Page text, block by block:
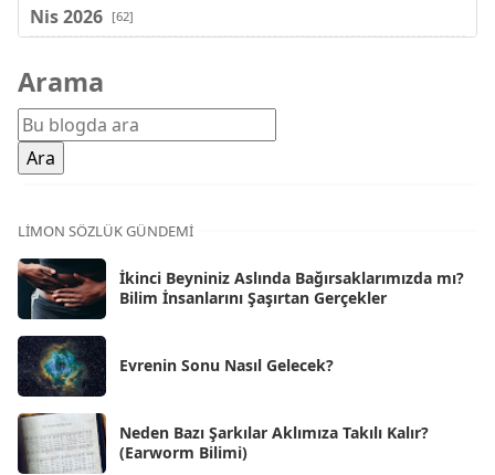
Nis 2026 [62]
Şub 2026
Oca 2026 [72]
Ara 2025
Kas 2025
Eki 2025
Eyl 2025 [56]
Ağu 2025
Tem 2025
Haz 2025
May 2025 [54]
Arama
LIMON SÖZLÜK GÜNDEMI
İkinci Beyniniz Aslında Bağırsaklarımızda mı?
Bilim İnsanlarını Şaşırtan Gerçekler
Evrenin Sonu Nasıl Gelecek?
Neden Bazı Şarkılar Aklımıza Takılı Kalır?
(Earworm Bilimi)